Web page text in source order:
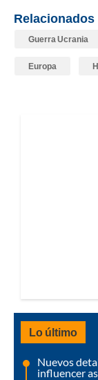
Relacionados
Guerra Ucrania
Europa
Lo último
Nuevos
influencer